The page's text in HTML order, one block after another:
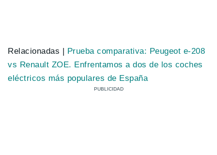
Relacionadas | Prueba comparativa: Peugeot e-208
vs Renault ZOE. Enfrentamos a dos de los coches
eléctricos más populares de España